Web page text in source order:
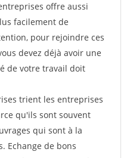
offre aussi
facilement de
pour rejoindre ces
devez déjà avoir une
de votre travail doit
trient les entreprises
qu'ils sont souvent
qui sont à la
Echange de bons